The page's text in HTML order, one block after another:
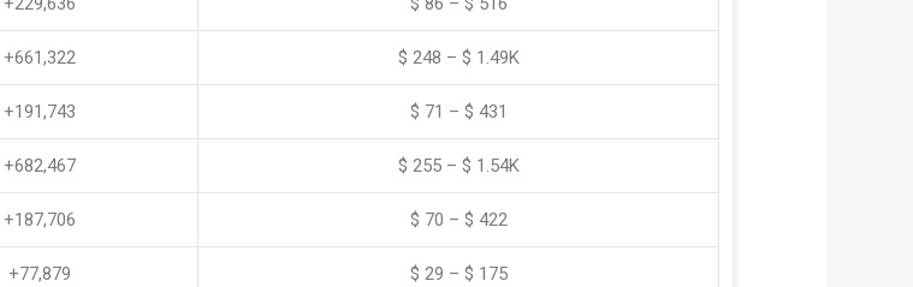
+661,322 $ 248 – $ 1.49K
+191,743 $ 71 – $ 431
+682,467 $ 255 – $ 1.54K
+187,706 $ 70 – $ 422
+77,879 $ 29 – $ 175